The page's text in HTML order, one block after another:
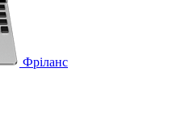
Фріланс